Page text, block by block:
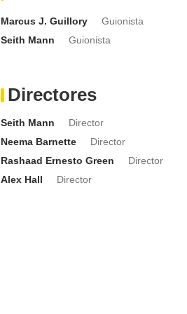
Marcus J. Guillory
Guionista
Seith Mann
Guionista
Directores
Seith Mann
Director
Neema Barnette
Director
Rashaad Ernesto Green
Director
Alex Hall
Director